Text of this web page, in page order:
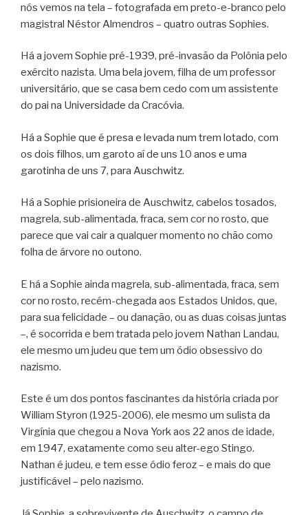
nós vemos na tela – fotografada em preto-e-branco pelo
magistral Néstor Almendros – quatro outras Sophies.
Há a jovem Sophie pré-1939, pré-invasão da Polônia pelo
exército nazista. Uma bela jovem, filha de um professor
universitário, que se casa bem cedo com um assistente
do pai na Universidade da Cracóvia.
Há a Sophie que é presa e levada num trem lotado, com
os dois filhos, um garoto aí de uns 10 anos e uma
garotinha de uns 7, para Auschwitz.
Há a Sophie prisioneira de Auschwitz, cabelos tosados,
magrela, sub-alimentada, fraca, sem cor no rosto, que
parece que vai cair a qualquer momento no chão como
folha de árvore no outono.
E há a Sophie ainda magrela, sub-alimentada, fraca, sem
cor no rosto, recém-chegada aos Estados Unidos, que,
para sua felicidade – ou danação, ou as duas coisas juntas
–, é socorrida e bem tratada pelo jovem Nathan Landau,
ele mesmo um judeu que tem um ódio obsessivo do
nazismo.
Este é um dos pontos fascinantes da história criada por
William Styron (1925-2006), ele mesmo um sulista da
Virgínia que chegou a Nova York aos 22 anos de idade,
em 1947, exatamente como seu alter-ego Stingo.
Nathan é judeu, e tem esse ódio feroz – e mais do que
justificável – pelo nazismo.